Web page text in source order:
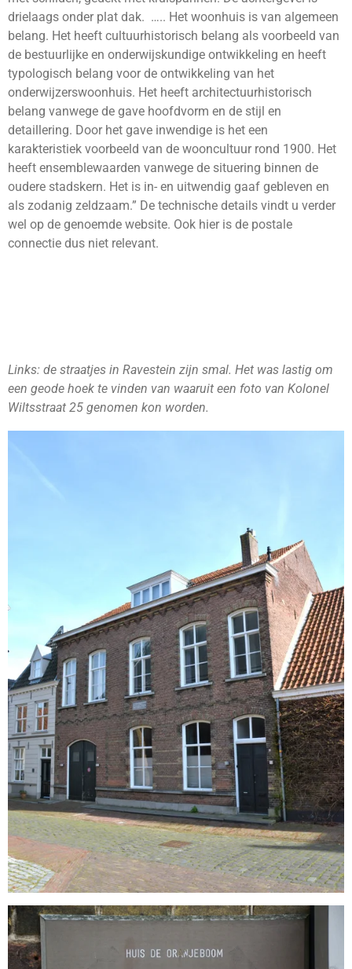
drielaags onder plat dak. ….. Het woonhuis is van algemeen
belang. Het heeft cultuurhistorisch belang als voorbeeld van
de bestuurlijke en onderwijskundige ontwikkeling en heeft
typologisch belang voor de ontwikkeling van het
onderwijzerswoonhuis. Het heeft architectuurhistorisch
belang vanwege de gave hoofdvorm en de stijl en
detaillering. Door het gave inwendige is het een
karakteristiek voorbeeld van de wooncultuur rond 1900. Het
heeft ensemblewaarden vanwege de situering binnen de
oudere stadskern. Het is in- en uitwendig gaaf gebleven en
als zodanig zeldzaam.” De technische details vindt u verder
wel op de genoemde website. Ook hier is de postale
connectie dus niet relevant.
Links: de straatjes in Ravestein zijn smal. Het was lastig om
een geode hoek te vinden van waaruit een foto van Kolonel
Wiltsstraat 25 genomen kon worden.